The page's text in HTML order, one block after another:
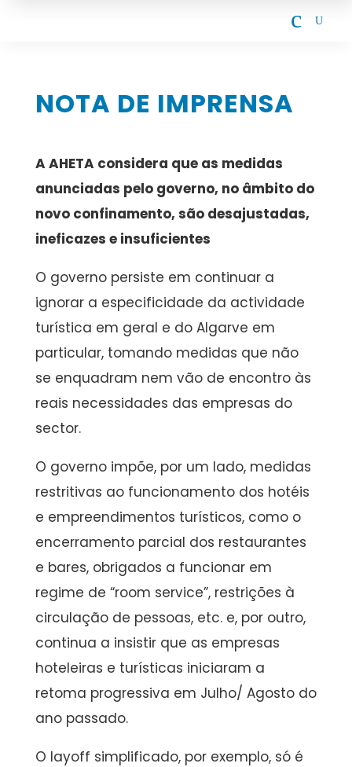
c U
NOTA DE IMPRENSA
A AHETA considera que as medidas
anunciadas pelo governo, no âmbito do
novo confinamento, são desajustadas,
ineficazes e insuficientes
O governo persiste em continuar a
ignorar a especificidade da actividade
turística em geral e do Algarve em
particular, tomando medidas que não
se enquadram nem vão de encontro às
reais necessidades das empresas do
sector.
O governo impõe, por um lado, medidas
restritivas ao funcionamento dos hotéis
e empreendimentos turísticos, como o
encerramento parcial dos restaurantes
e bares, obrigados a funcionar em
regime de “room service”, restrições à
circulação de pessoas, etc. e, por outro,
continua a insistir que as empresas
hoteleiras e turísticas iniciaram a
retoma progressiva em Julho/ Agosto do
ano passado.
O layoff simplificado, por exemplo, só é